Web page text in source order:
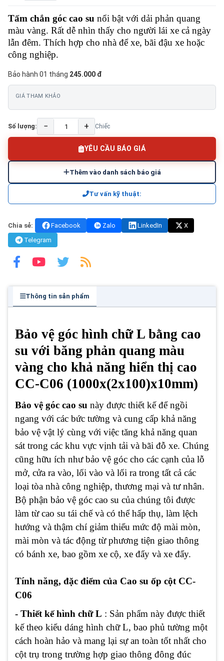
Tấm chắn góc cao su nổi bật với dải phản quang
màu vàng. Rất dễ nhìn thấy cho người lái xe cả ngày
lẫn đêm. Thích hợp cho nhà để xe, bãi đậu xe hoặc
công nghiệp.
Bảo hành 01 tháng 245.000 đ
GIÁ THAM KHẢO
Số lượng: − + Chiếc
YÊU CẦU BÁO GIÁ
Thêm vào danh sách báo giá
Tư vấn kỹ thuật:
Chia sẻ: Facebook Zalo LinkedIn
X
Telegram
Thông tin sản phẩm
Bảo vệ góc hình chữ L bằng cao
su với băng phản quang màu
vàng cho khả năng hiển thị cao
CC-C06 (1000x(2x100)x10mm)
Bảo vệ góc cao su này được thiết kế để ngồi
ngang với các bức tường và cung cấp khả năng
bảo vệ vật lý cùng với việc tăng khả năng quan
sát trong các khu vực vịnh tải và bãi đỗ xe. Chúng
cũng hữu ích như bảo vệ góc cho các cạnh của lỗ
mở, cửa ra vào, lối vào và lối ra trong tất cả các
loại tòa nhà công nghiệp, thương mại và tư nhân.
Bộ phận bảo vệ góc cao su của chúng tôi được
làm từ cao su tái chế và có thể hấp thụ, làm lệch
hướng và thậm chí giảm thiểu mức độ mài mòn,
mài mòn và tác động từ phương tiện giao thông
có bánh xe, bao gồm xe cộ, xe đẩy và xe đẩy.
Tính năng, đặc điểm của Cao su ốp cột CC-
C06
- Thiết kế hình chữ L : Sản phẩm này được thiết
kế theo kiểu dáng hình chữ L, bao phủ tường một
cách hoàn hảo và mang lại sự an toàn tốt nhất cho
cột trụ trong trường hợp giao thông đông đúc